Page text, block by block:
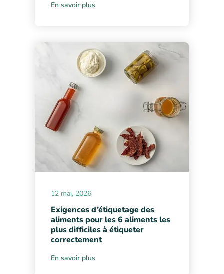
En savoir plus
12 mai, 2026
Exigences d’étiquetage des
aliments pour les 6 aliments les
plus difficiles à étiqueter
correctement
En savoir plus